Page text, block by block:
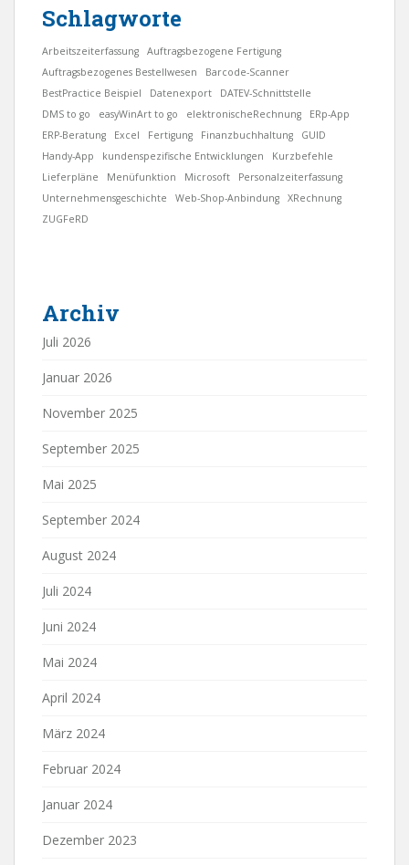
Schlagworte
Arbeitszeiterfassung
Auftragsbezogene Fertigung
Auftragsbezogenes Bestellwesen
Barcode-Scanner
BestPractice Beispiel
Datenexport
DATEV-Schnittstelle
DMS to go
easyWinArt to go elektronischeRechnung
ERp-App
ERP-Beratung
Excel Fertigung Finanzbuchhaltung
GUID
Handy-App
kundenspezifische Entwicklungen
Kurzbefehle
Lieferpläne
Menüfunktion Microsoft
Personalzeiterfassung
Unternehmensgeschichte
Web-Shop-Anbindung
XRechnung
ZUGFeRD
Archiv
Juli 2026
Januar 2026
November 2025
September 2025
Mai 2025
September 2024
August 2024
Juli 2024
Juni 2024
Mai 2024
April 2024
März 2024
Februar 2024
Januar 2024
Dezember 2023